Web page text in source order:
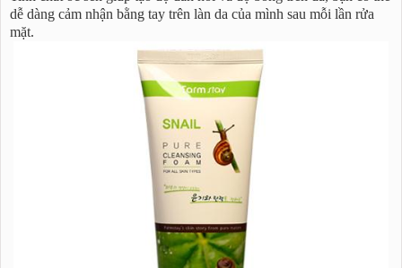
dễ dàng cảm nhận bằng tay trên làn da của mình sau mỗi lần rửa
mặt.